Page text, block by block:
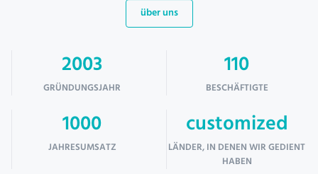
über uns
2003
GRÜNDUNGSJAHR
110
BESCHÄFTIGTE
1000
JAHRESUMSATZ
customized
LÄNDER, IN DENEN WIR GEDIENT
HABEN